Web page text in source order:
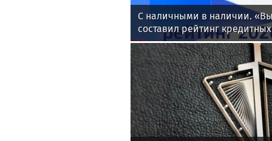
С наличными в наличии.
составил рейтинг
денег за июль 2026 года